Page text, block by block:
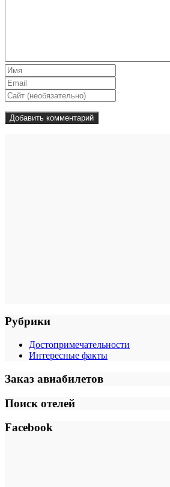
Рубрики
Достопримечательности
Интересные факты
Заказ авиабилетов
Поиск отелей
Facebook